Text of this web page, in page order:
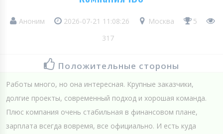
Аноним 2026-07-21 11:08:26 Москва
5
317
Положительные стороны
Работы много, но она интересная. Крупные заказчики,
долгие проекты, современный подход и хорошая команда.
Плюс компания очень стабильная в финансовом плане,
зарплата всегда вовремя, все официально. И есть куда